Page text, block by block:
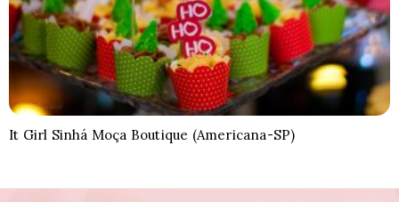
It Girl Sinhá Moça Boutique (Americana-SP)